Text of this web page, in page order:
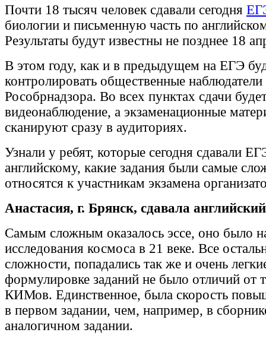
Почти 18 тысяч человек сдавали сегодня
биологии и письменную часть по
Результаты будут известны не позднее 18
В этом году, как и в предыдущем на ЕГЭ
контролировать общественные
Рособрнадзора. Во всех пунктах сдачи
видеонаблюдение, а экзаменационные
сканируют сразу в аудиториях.
Узнали у ребят, которые сегодня сдавали
английскому, какие задания были самые
относятся к участникам экзамена
Анастасия, г. Брянск, сдавала английский
Самым сложным оказалось эссе, оно было
исследования космоса в 21 веке. Все
сложности, попадались так же и очень
формулировке заданий не было отличий от
КИМов. Единственное, была скорость
в первом задании, чем, например, в
аналогичном задании.